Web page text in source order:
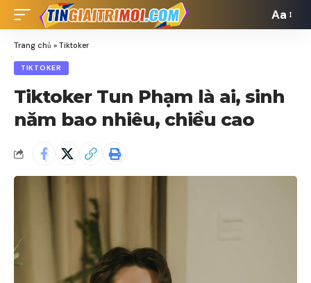
Font
Aa
Trang chủ » Tiktoker
TIKTOKER
Tiktoker Tun Phạm là ai, sinh
năm bao nhiêu, chiều cao